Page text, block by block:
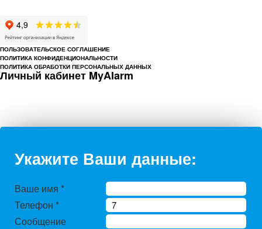
ПОЛЬЗОВАТЕЛЬСКОЕ СОГЛАШЕНИЕ
ПОЛИТИКА КОНФИДЕНЦИОНАЛЬНОСТИ
ПОЛИТИКА ОБРАБОТКИ ПЕРСОНАЛЬНЫХ ДАННЫХ
Личный кабинет MyAlarm
Укажите Ваши данные:
Ваше имя *
Телефон *
Сообщение